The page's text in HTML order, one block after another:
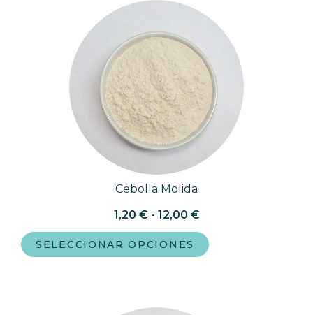
Cebolla Molida
1,20 € - 12,00 €
SELECCIONAR OPCIONES